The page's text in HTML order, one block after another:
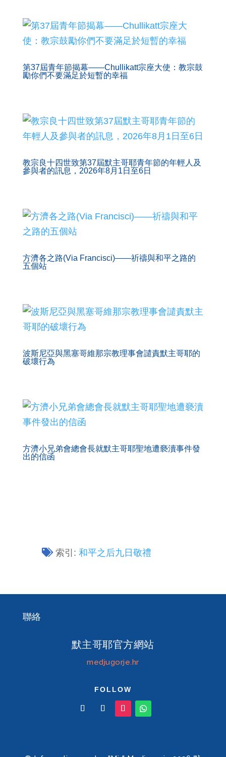
第37屆青年節揭幕——Chullikatt宗座大使：教宗鼓
勵你們不要滿足於短暫的幸福
教宗良十四世致第37屆默主哥耶青年節的年輕人及
參與者的訊息，2026年8月1日至6日
方濟各之路(Via Francisci)——祈禱與和平之路的
五個站
波斯尼亞與黑塞哥維那宗教理事會譴責默主哥耶的
破壞行為
方濟小兄弟會總會長就默主哥耶聖地遭褻瀆事件發
出的信函
索引:和平之后九日敬禮
聯絡
默主哥耶官方網站
medjugorje.hr
FOLLOW